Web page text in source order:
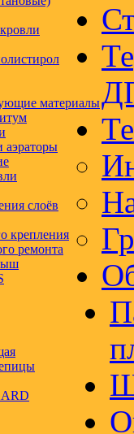
материалы
аэраторы
слоёв
крепления
ремонта